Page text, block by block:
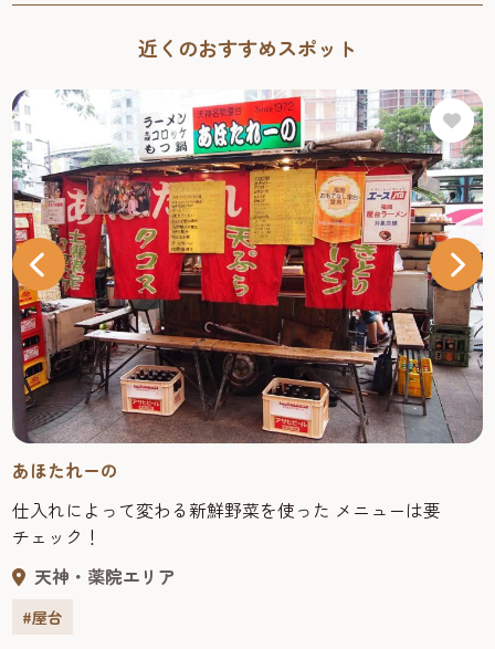
近くのおすすめスポット
あほたれーの
仕入れによって変わる新鮮野菜を使った メニューは要
チェック！
天神・薬院エリア
#屋台